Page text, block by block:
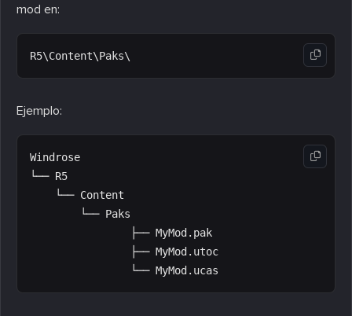
mod en:
Ejemplo:
Windrose
└── R5
    └── Content
        └── Paks
                ├── MyMod.pak
                ├── MyMod.utoc